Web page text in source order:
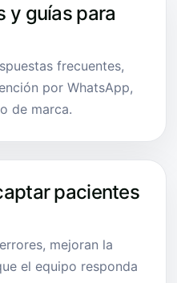
y guías para
frecuentes,
por WhatsApp,
de marca.
pacientes
mejoran la
el equipo responda